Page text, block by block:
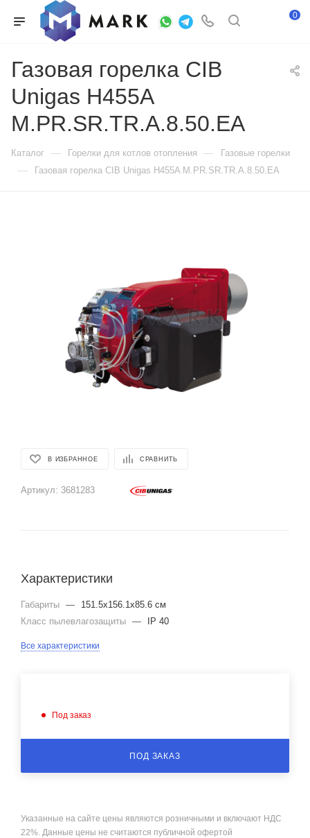
0
Газовая горелка CIB
Unigas H455A
M.PR.SR.TR.A.8.50.EA
Каталог — Горелки для котлов отопления — Газовые горелки
— Газовая горелка CIB Unigas H455A M.PR.SR.TR.A.8.50.EA
В ИЗБРАННОЕ СРАВНИТЬ
Артикул: 3681283
Характеристики
Габариты —
151.5x156.1x85.6 см
Класс пылевлагозащиты — IP 40
Все характеристики
Под заказ
ПОД ЗАКАЗ
Указанные на сайте цены являются розничными и включают НДС
22%. Данные цены не считаются публичной офертой